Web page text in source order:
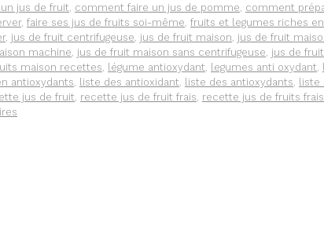
jus de fruit, comment faire un jus de pomme, comment
, faire ses jus de fruits soi-même, fruits et legumes riches
, jus de fruit centrifugeuse, jus de fruit maison, jus de fruit
machine, jus de fruit maison sans centrifugeuse, jus de
maison recettes, légume antioxydant, legumes anti oxydant,
antioxydants, liste des antioxidant, liste des antioxydants, liste
jus de fruit, recette jus de fruit frais, recette jus de fruits